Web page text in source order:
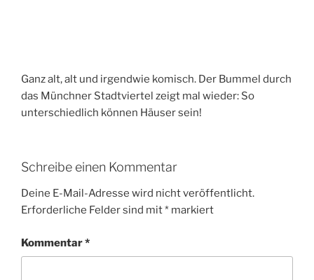
Ganz alt, alt und irgendwie komisch. Der Bummel durch
das Münchner Stadtviertel zeigt mal wieder: So
unterschiedlich können Häuser sein!
Schreibe einen Kommentar
Deine E-Mail-Adresse wird nicht veröffentlicht.
Erforderliche Felder sind mit* markiert
Kommentar*